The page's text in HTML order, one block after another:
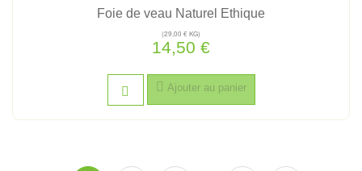
Foie de veau Naturel Ethique
(29,00 € KG)
14,50 €
Ajouter au panier